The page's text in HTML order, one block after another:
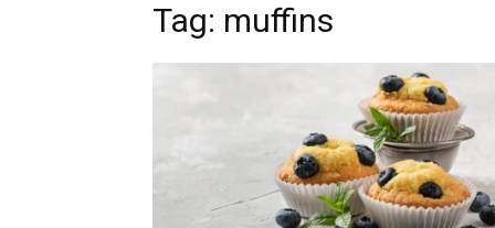
Tag: muffins